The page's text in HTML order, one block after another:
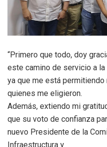
“Primero que todo, doy
este camino de servicio a
ya que me está
quienes me eligieron.
Además, extiendo mi
que su voto de confianza
nuevo Presidente de la
Infraestructura y